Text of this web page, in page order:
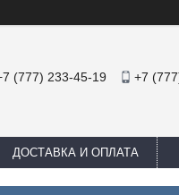
(777) 233-45-19 +7
ДОСТАВКА И ОПЛАТА